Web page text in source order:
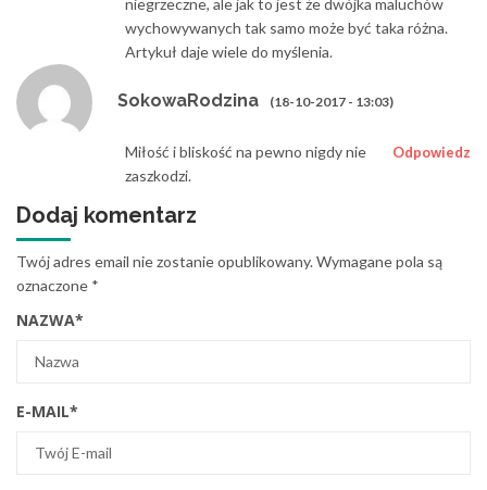
niegrzeczne, ale jak to jest że dwójka maluchów
wychowywanych tak samo może być taka różna.
Artykuł daje wiele do myślenia.
SokowaRodzina (18-10-2017 - 13:03)
Odpowiedz
Miłość i bliskość na pewno nigdy nie
zaszkodzi.
Dodaj komentarz
Twój adres email nie zostanie opublikowany.Wymagane pola są
oznaczone *
NAZWA*
E-MAIL*